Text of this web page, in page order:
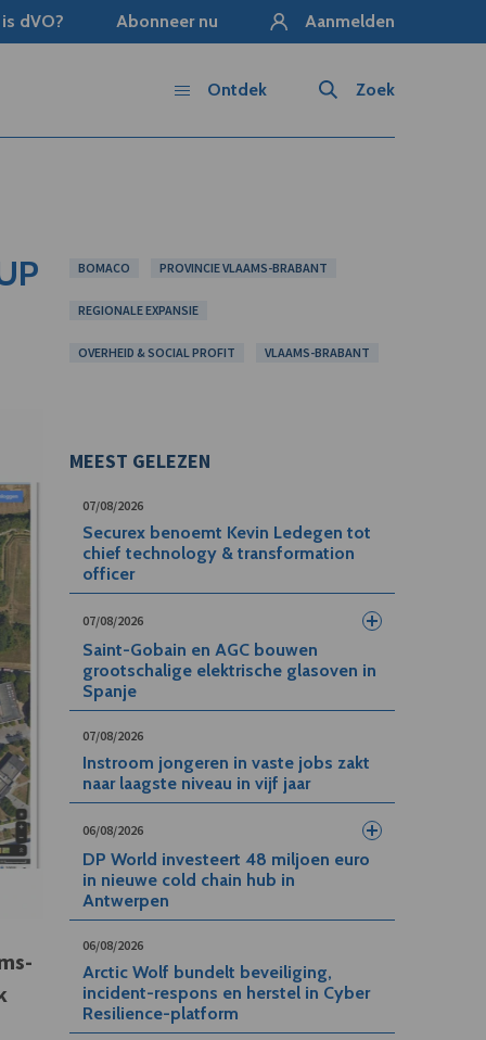
dVO? Abonneer nu Aanmelden
Zoek
Ontdek
BOMACO PROVINCIE VLAAMS-BRABANT
REGIONALE EXPANSIE
OVERHEID & SOCIAL PROFIT VLAAMS-BRABANT
MEEST GELEZEN
07/08/2026
Securex benoemt Kevin Ledegen tot
chief technology & transformation
officer
07/08/2026
Saint-Gobain en AGC bouwen
grootschalige elektrische glasoven in
Spanje
07/08/2026
Instroom jongeren in vaste jobs zakt
naar laagste niveau in vijf jaar
06/08/2026
DP World investeert 48 miljoen euro
in nieuwe cold chain hub in
Antwerpen
06/08/2026
Arctic Wolf bundelt beveiliging,
incident-respons en herstel in Cyber
Resilience-platform